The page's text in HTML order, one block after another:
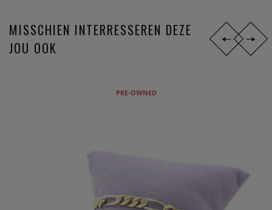
MISSCHIEN INTERRESSEREN DEZE
JOU OOK
PRE-OWNED